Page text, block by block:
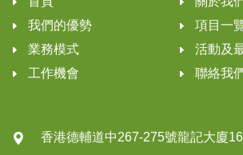
我們的優勢
項目一
業務模式
活動及
工作機會
聯絡我
香港德輔道中267-275號龍記大廈